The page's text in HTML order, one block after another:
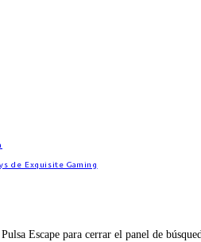
de Exquisite Gaming
Pulsa Escape para cerrar el panel de